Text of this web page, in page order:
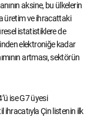
aksine, bu ülkelerin
üretim ve ihracattaki
istatistiklere de
elektroniğe kadar
artması, sektörün
ise G7 üyesi
Çin listenin ilk